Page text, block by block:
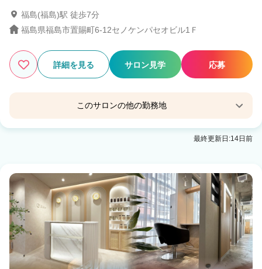
福島(福島)駅 徒歩7分
福島県福島市置賜町6-12セノケンパセオビル1Ｆ
詳細を見る サロン見学 応募
このサロンの他の勤務地
ｔeｔ【テット】 郡山駅前店
最終更新日:14日前